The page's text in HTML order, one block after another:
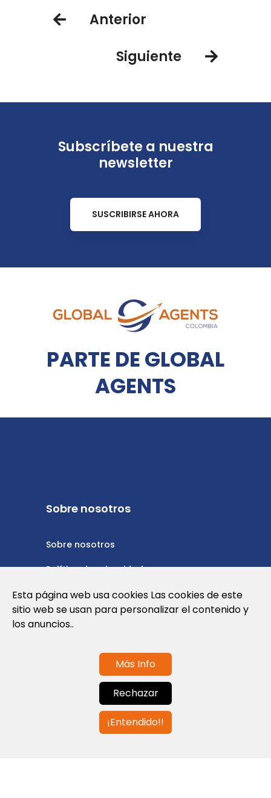
Anterior
Siguiente
Subscríbete a nuestra
newsletter
SUSCRIBIRSE AHORA
PARTE DE GLOBAL
AGENTS
Sobre nosotros
Sobre nosotros
Política de privacidad
Política de cookies
Nota Legal y Condiciones de Uso de la
Contáctanos
info@globalagents.net
Esta página web usa cookies Las cookies de este
sitio web se usan para personalizar el contenido y
los anuncios..
Más Info
Rechazar
¡Entendido!!